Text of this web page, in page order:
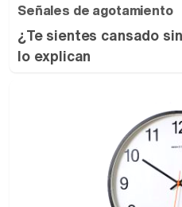
Señales de agotamiento
¿Te sientes cansado
lo explican